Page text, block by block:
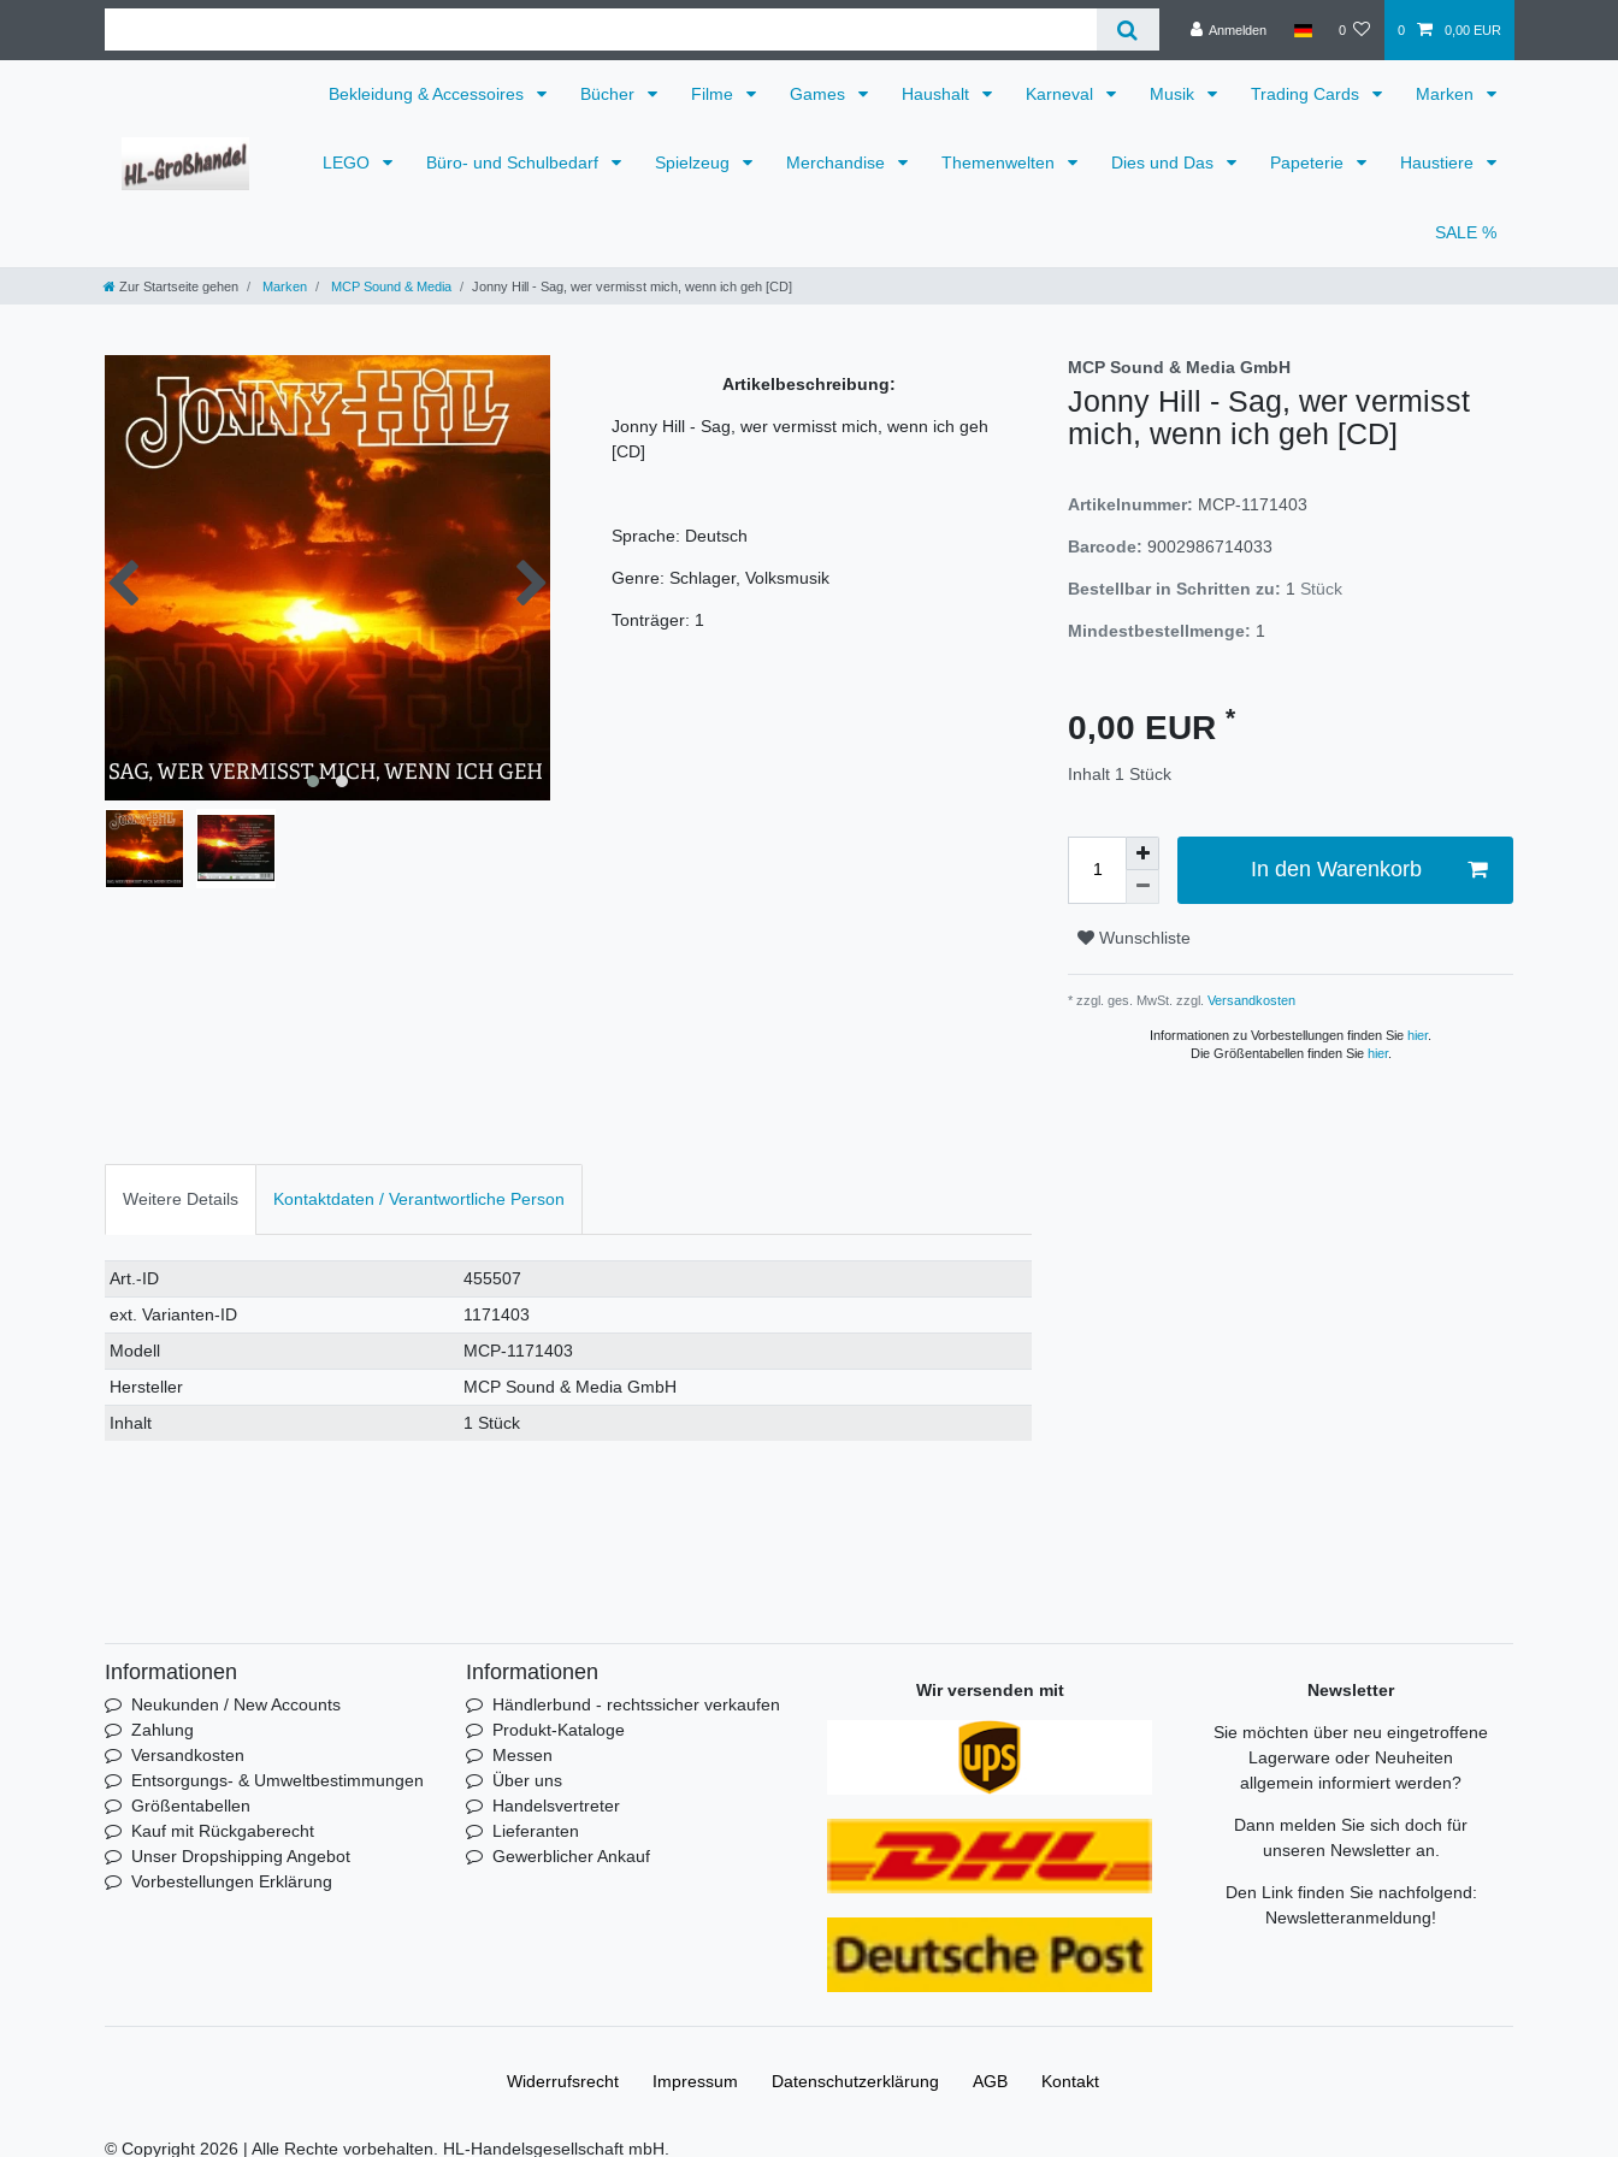
Anmelden 0 0 0,00 EUR
Bekleidung & Accessoires Bücher Filme Games Haushalt Karneval Musik Trading Cards Marken
LEGO Büro- und Schulbedarf Spielzeug Merchandise Themenwelten Dies und Das Papeterie Haustiere
SALE %
Zur Startseite gehen Marken MCP Sound & Media Jonny Hill - Sag, wer vermisst mich, wenn ich geh [CD]
Artikelbeschreibung:
Jonny Hill - Sag, wer vermisst mich, wenn ich geh
[CD]
Sprache: Deutsch
Genre: Schlager, Volksmusik
Tonträger: 1
MCP Sound & Media GmbH
Jonny Hill - Sag, wer vermisst
mich, wenn ich geh [CD]
Artikelnummer: MCP-1171403
Barcode: 9002986714033
Bestellbar in Schritten zu: 1 Stück
Mindestbestellmenge: 1
0,00 EUR *
Inhalt 1 Stück
In den Warenkorb
Wunschliste
* zzgl. ges. MwSt. zzgl. Versandkosten
Informationen zu Vorbestellungen finden Sie hier.
Die Größentabellen finden Sie hier.
Weitere Details Kontaktdaten / Verantwortliche Person
Technisches
Merkmal
Wert
Art.-ID
455507
ext. Varianten-ID
1171403
Modell
MCP-1171403
Hersteller
MCP Sound & Media GmbH
Inhalt
1 Stück
Informationen
Neukunden / New Accounts
Zahlung
Versandkosten
Entsorgungs- & Umweltbestimmungen
Größentabellen
Kauf mit Rückgaberecht
Unser Dropshipping Angebot
Vorbestellungen Erklärung
Informationen
Händlerbund - rechtssicher verkaufen
Produkt-Kataloge
Messen
Über uns
Handelsvertreter
Lieferanten
Gewerblicher Ankauf
Wir versenden mit Newsletter
Sie möchten über neu eingetroffene
Lagerware oder Neuheiten
allgemein informiert werden?
Dann melden Sie sich doch für
unseren Newsletter an.
Den Link finden Sie nachfolgend:
Newsletteranmeldung!
Widerrufs­recht Impressum Daten­schutz­erklärung AGB Kontakt
© Copyright 2026 | Alle Rechte vorbehalten. HL-Handelsgesellschaft mbH.